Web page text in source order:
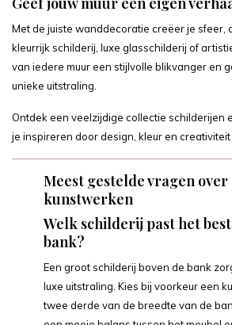
Met de juiste wanddecoratie creëer je sfeer,
kleurrijk schilderij, luxe glasschilderij of
van iedere muur een stijlvolle blikvanger en
unieke uitstraling.
Ontdek een veelzijdige collectie schilderijen
je inspireren door design, kleur en creativiteit
Meest gestelde vragen
kunstwerken
Welk schilderij past het
bank?
Een groot schilderij boven de bank
luxe uitstraling. Kies bij voorkeur een
twee derde van de breedte van de